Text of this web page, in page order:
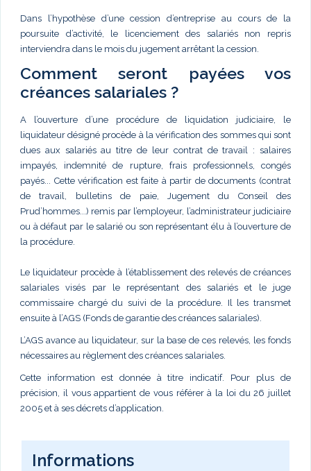
Dans l’hypothèse d’une cession d’entreprise au cours de la
poursuite d’activité, le licenciement des salariés non repris
interviendra dans le mois du jugement arrêtant la cession.
Comment seront payées vos
créances salariales ?
A l’ouverture d’une procédure de liquidation judiciaire, le
liquidateur désigné procède à la vérification des sommes qui sont
dues aux salariés au titre de leur contrat de travail : salaires
impayés, indemnité de rupture, frais professionnels, congés
payés... Cette vérification est faite à partir de documents (contrat
de travail, bulletins de paie, Jugement du Conseil des
Prud’hommes...) remis par l’employeur, l’administrateur judiciaire
ou à défaut par le salarié ou son représentant élu à l’ouverture de
la procédure.
Le liquidateur procède à l’établissement des relevés de créances
salariales visés par le représentant des salariés et le juge
commissaire chargé du suivi de la procédure. Il les transmet
ensuite à l’AGS (Fonds de garantie des créances salariales).
L’AGS avance au liquidateur, sur la base de ces relevés, les fonds
nécessaires au règlement des créances salariales.
Cette information est donnée à titre indicatif. Pour plus de
précision, il vous appartient de vous référer à la loi du 26 juillet
2005 et à ses décrets d’application.
Informations